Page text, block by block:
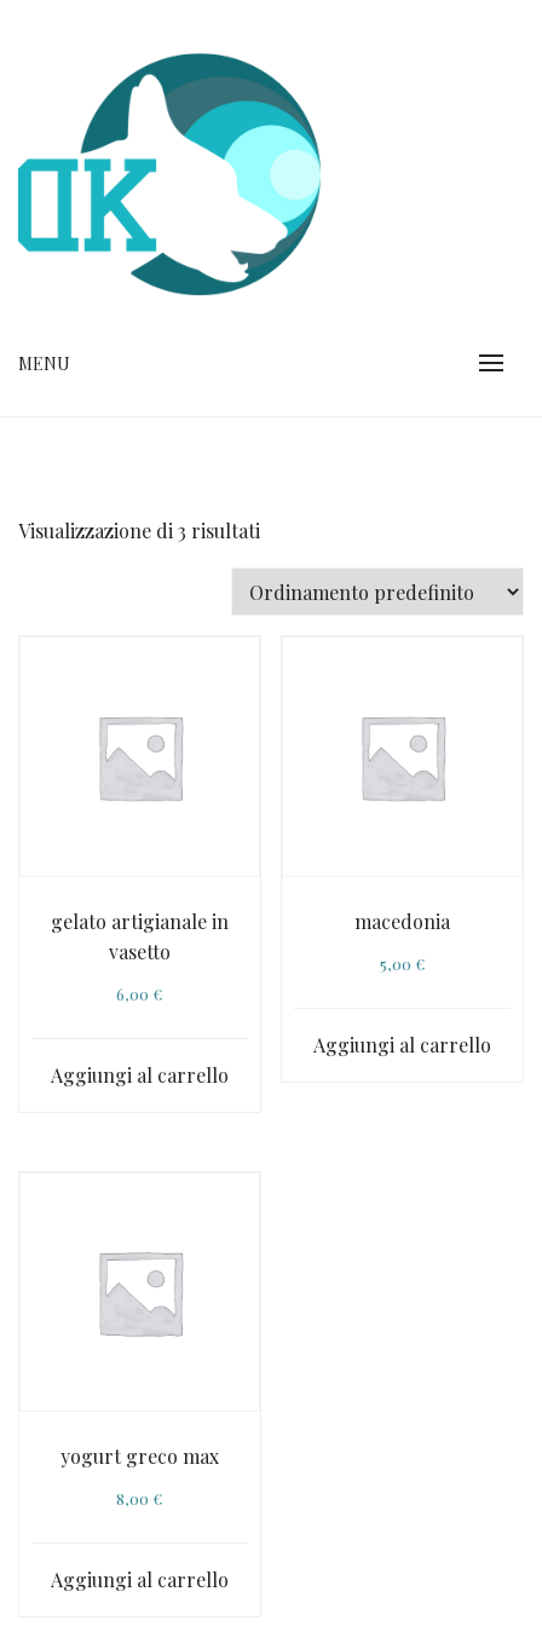
CENTRO ACQUATICO
MENU
Visualizzazione di 3 risultati
gelato artigianale in
vasetto
6,00 €
Aggiungi al carrello
macedonia
5,00 €
Aggiungi al carrello
yogurt greco max
8,00 €
Aggiungi al carrello